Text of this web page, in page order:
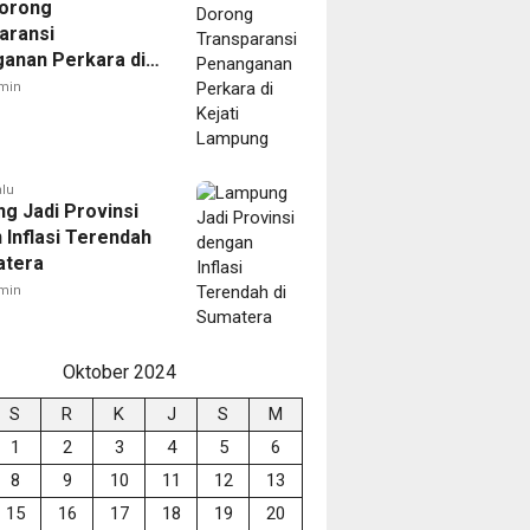
Perkara di
Jadi Provinsi
Inflasi Terendah
Oktober 2024
S R K J S
M
1
2 3 4 5
6
8 9 10 11 12
13
15 16 17 18 19 20